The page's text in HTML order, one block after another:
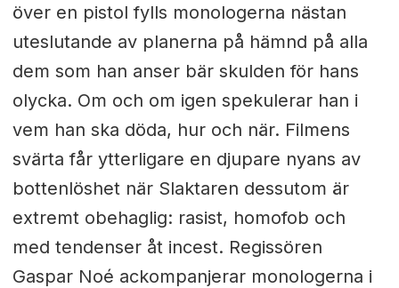
över en pistol fylls monologerna nästan
uteslutande av planerna på hämnd på alla
dem som han anser bär skulden för hans
olycka. Om och om igen spekulerar han i
vem han ska döda, hur och när. Filmens
svärta får ytterligare en djupare nyans av
bottenlöshet när Slaktaren dessutom är
extremt obehaglig: rasist, homofob och
med tendenser åt incest. Regissören
Gaspar Noé ackompanjerar monologerna i